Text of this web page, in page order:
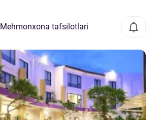
Mehmonxona tafsilotlari